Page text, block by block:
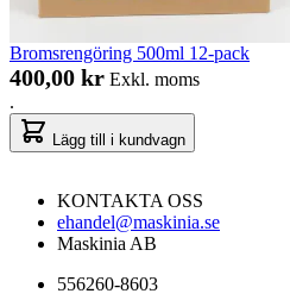
Bromsrengöring 500ml 12-pack
400,00 kr Exkl. moms
.
Lägg till i kundvagn
KONTAKTA OSS
ehandel@maskinia.se
Maskinia AB
556260-8603